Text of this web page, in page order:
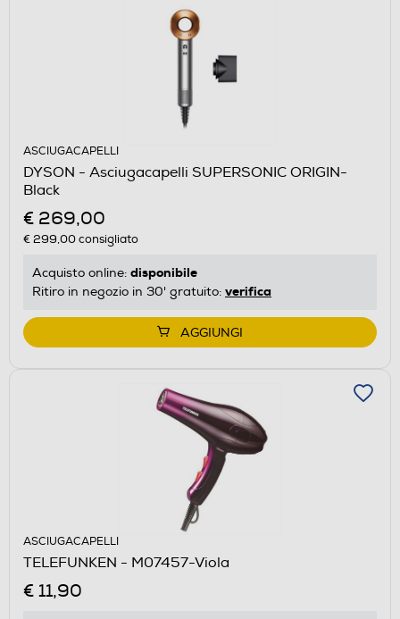
ASCIUGACAPELLI
DYSON - Asciugacapelli SUPERSONIC ORIGIN-
Black
€ 269,00
€ 299,00consigliato
Acquisto online: disponibile
Ritiro in negozio in 30' gratuito: verifica
AGGIUNGI
ASCIUGACAPELLI
TELEFUNKEN - M07457-Viola
€ 11,90